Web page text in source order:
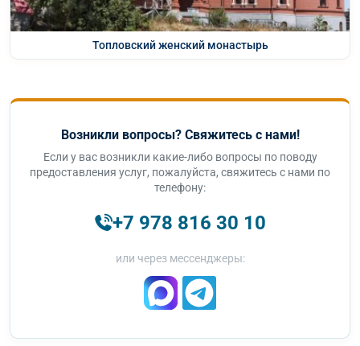
Топловский женский монастырь
Возникли вопросы? Свяжитесь с нами!
Если у вас возникли какие-либо вопросы по поводу
предоставления услуг, пожалуйста, свяжитесь с нами по
телефону:
+7 978 816 30 10
или через мессенджеры: